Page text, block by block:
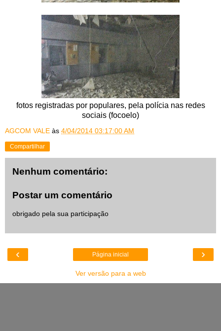
fotos registradas por populares, pela polícia nas redes
sociais (focoelo)
AGCOM VALE às 4/04/2014 03:17:00 AM
Compartilhar
Nenhum comentário:
Postar um comentário
obrigado pela sua participação
‹ ›
Página inicial
Ver versão para a web